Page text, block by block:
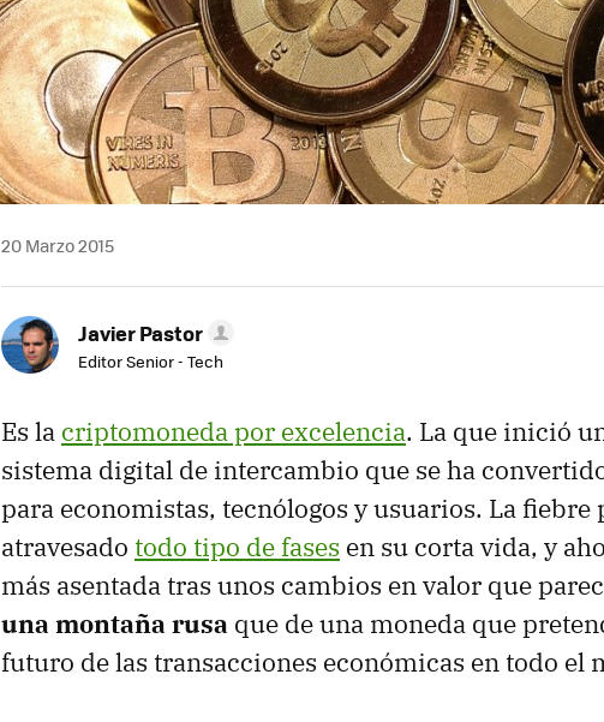
20 Marzo 2015
Javier Pastor
Editor Senior - Tech
Es la criptomoneda por excelencia. La que inició
sistema digital de intercambio que se ha
para economistas, tecnólogos y usuarios. La
atravesado todo tipo de fases en su corta vida, y
más asentada tras unos cambios en valor que
una montaña rusa que de una moneda que
futuro de las transacciones económicas en todo el